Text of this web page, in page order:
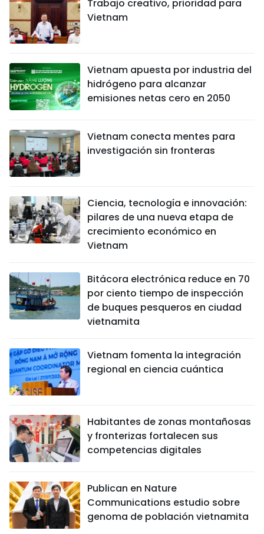
Trabajo creativo, prioridad para
Vietnam
Vietnam apuesta por industria del
hidrógeno para alcanzar
emisiones netas cero en 2050
Vietnam conecta mentes para
investigación sin fronteras
Ciencia, tecnología e innovación:
pilares de una nueva etapa de
crecimiento económico en
Vietnam
Bitácora electrónica reduce en 70
por ciento tiempo de inspección
de buques pesqueros en ciudad
vietnamita
Vietnam fomenta la integración
regional en ciencia cuántica
Habitantes de zonas montañosas
y fronterizas fortalecen sus
competencias digitales
Publican en Nature
Communications estudio sobre
genoma de población vietnamita